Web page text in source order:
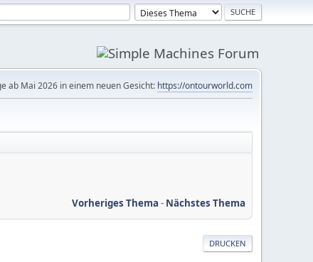
ab Mai 2026 in einem neuen Gesicht: https://ontourworld.com
Vorheriges Thema - Nächstes Thema
DRUCKEN